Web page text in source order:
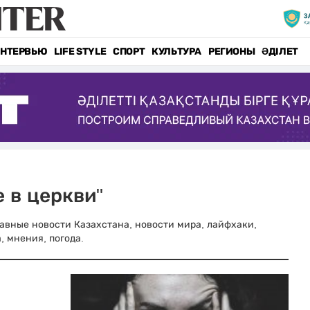
LIFE STYLE СПОРТ КУЛЬТУРА РЕГИОНЫ ӘДІЛЕТ
в церкви"
новости Казахстана, новости мира, лайфхаки,
мнения, погода.